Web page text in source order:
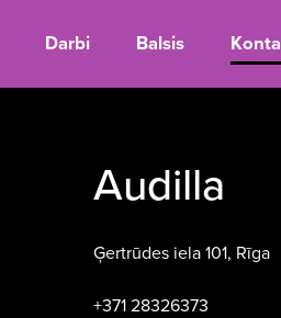
Darbi Balsis
Audilla
Ģertrūdes iela 101, Rīga
+371 28326373